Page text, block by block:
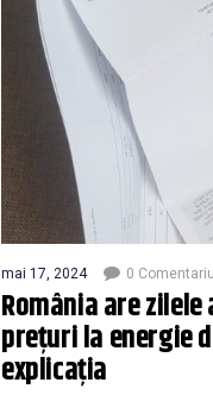
mai 17, 2024 0 Comentariu
România are
prețuri la energie
explicația